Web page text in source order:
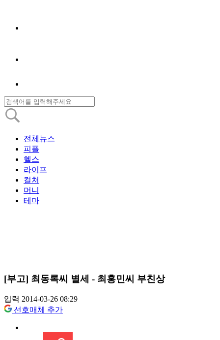
전체뉴스
피플
헬스
라이프
컬처
머니
테마
[부고] 최동록씨 별세 - 최홍민씨 부친상
입력 2014-03-26 08:29
선호매체 추가